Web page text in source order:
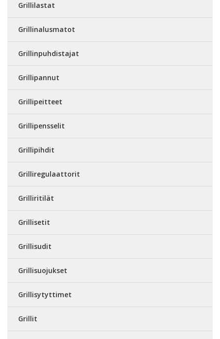
Grillilastat
Grillinalusmatot
Grillinpuhdistajat
Grillipannut
Grillipeitteet
Grillipensselit
Grillipihdit
Grilliregulaattorit
Grilliritilät
Grillisetit
Grillisudit
Grillisuojukset
Grillisytyttimet
Grillit